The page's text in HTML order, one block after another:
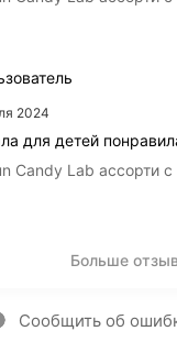
2024
для детей
Candy Lab ассорти
Больше
Сообщить об